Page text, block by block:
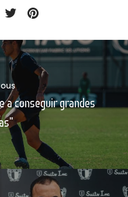
a conseguir grandes